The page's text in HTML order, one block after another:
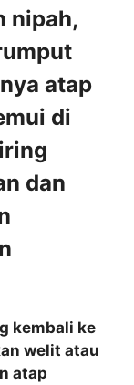
nipah,
atap
di
dan
kembali ke
welit atau
atap